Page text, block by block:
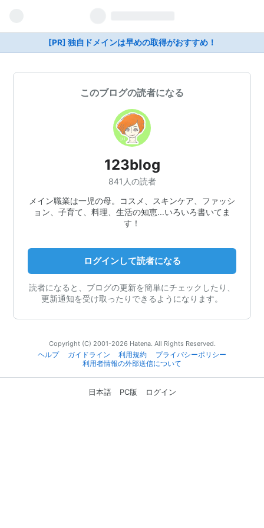
[PR] 独自ドメインは早めの取得がおすすめ！
このブログの読者になる
123blog
841人の読者
メイン職業は一児の母。コスメ、スキンケア、ファッシ
ョン、子育て、料理、生活の知恵…いろいろ書いてま
す！
ログインして読者になる
読者になると、ブログの更新を簡単にチェックしたり、
更新通知を受け取ったりできるようになります。
Copyright (C) 2001-2026 Hatena. All Rights Reserved.
ヘルプ
ガイドライン 利用規約
プライバシーポリシー
利用者情報の外部送信について
日本語 PC版 ログイン